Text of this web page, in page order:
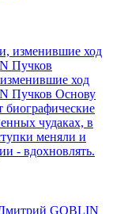
изменившие ход
Пучков Основу
биографические
чудаках, в
меняли и
- вдохновлять.